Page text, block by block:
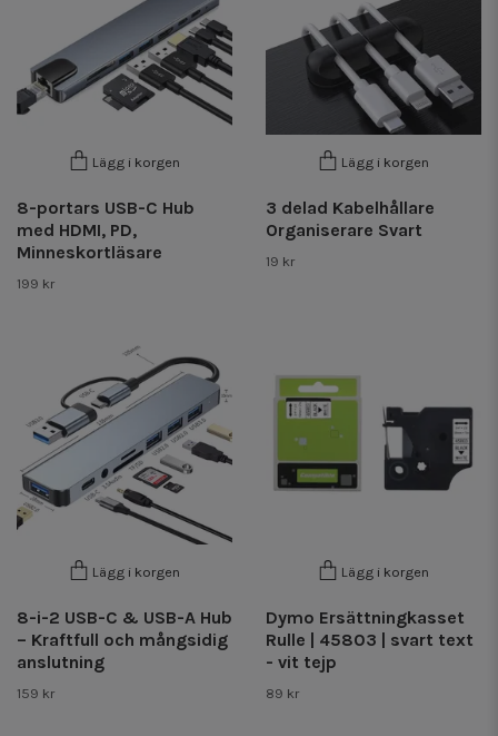
Lägg i korgen
8-portars USB-C Hub
med HDMI, PD,
Minneskortläsare
199 kr
Lägg i korgen
3 delad Kabelhållare
Organiserare Svart
19 kr
Lägg i korgen
8-i-2 USB-C & USB-A Hub
– Kraftfull och mångsidig
anslutning
159 kr
Lägg i korgen
Dymo Ersättningkasset
Rulle | 45803 | svart text
- vit tejp
89 kr